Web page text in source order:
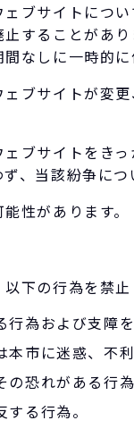
ブサイトにつ
することがあり
なしに一時的に
ブサイトが変
ブサイトをき
、当該紛争に
性があります。
下の行為を禁止
為および支障を
市に迷惑、不
恐れがある行為
る行為。